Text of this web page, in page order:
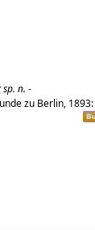
n. -
zu Berlin, 1893: